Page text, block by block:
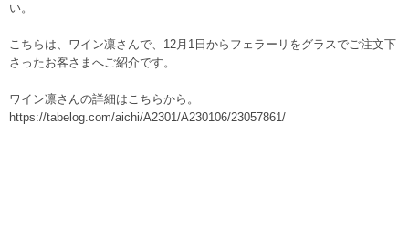
い。
こちらは、ワイン凛さんで、12月1日からフェラーリをグラスでご注文下
さったお客さまへご紹介です。
ワイン凛さんの詳細はこちらから。
https://tabelog.com/aichi/A2301/A230106/23057861/